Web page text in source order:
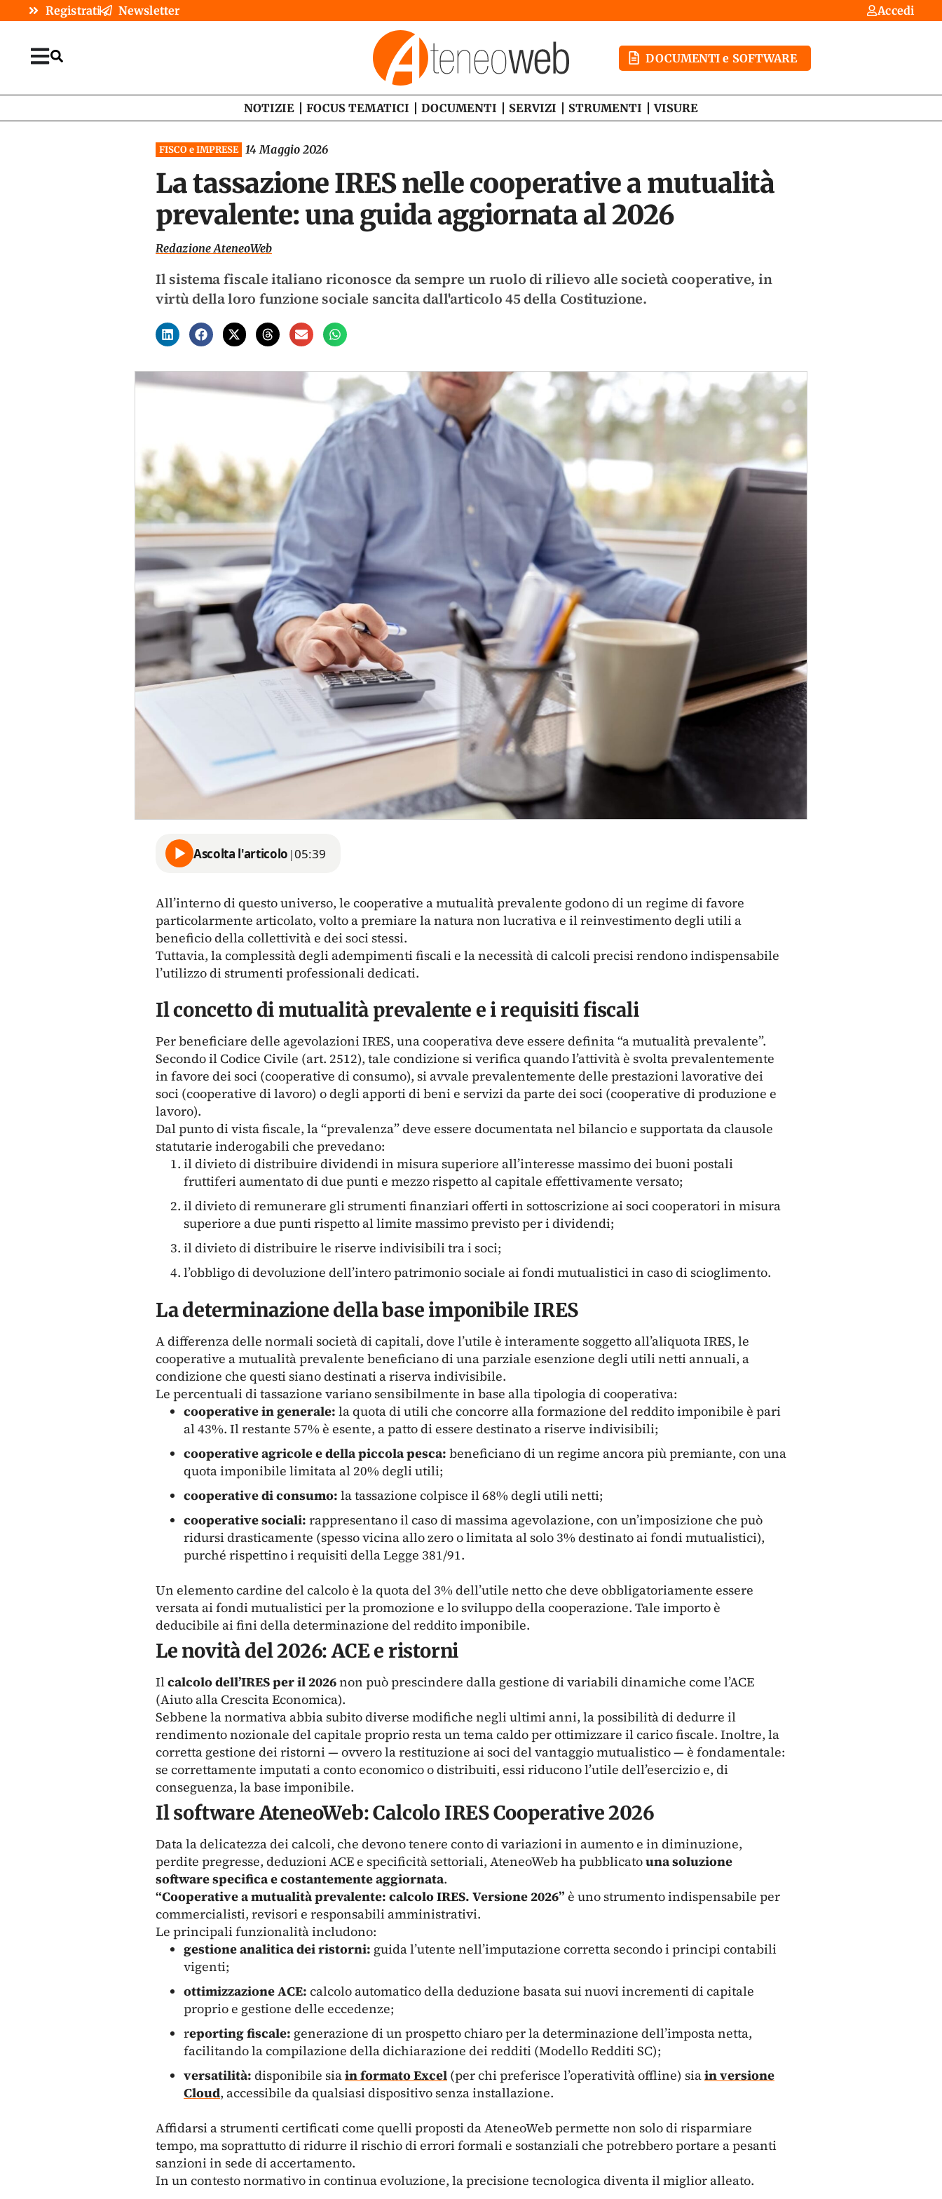
Registrati Newsletter Accedi
DOCUMENTI e SOFTWARE
NOTIZIE FOCUS TEMATICI DOCUMENTI SERVIZI STRUMENTI VISURE
FISCO e IMPRESE 14 Maggio 2026
La tassazione IRES nelle cooperative a mutualità
prevalente: una guida aggiornata al 2026
Redazione AteneoWeb
Il sistema fiscale italiano riconosce da sempre un ruolo di rilievo alle società cooperative, in
virtù della loro funzione sociale sancita dall'articolo 45 della Costituzione.
Ascolta l'articolo |05:39
All’interno di questo universo, le cooperative a mutualità prevalente godono di un regime di favore
particolarmente articolato, volto a premiare la natura non lucrativa e il reinvestimento degli utili a
beneficio della collettività e dei soci stessi.
Tuttavia, la complessità degli adempimenti fiscali e la necessità di calcoli precisi rendono indispensabile
l’utilizzo di strumenti professionali dedicati.
Il concetto di mutualità prevalente e i requisiti fiscali
Per beneficiare delle agevolazioni IRES, una cooperativa deve essere definita “a mutualità prevalente”.
Secondo il Codice Civile (art. 2512), tale condizione si verifica quando l’attività è svolta prevalentemente
in favore dei soci (cooperative di consumo), si avvale prevalentemente delle prestazioni lavorative dei
soci (cooperative di lavoro) o degli apporti di beni e servizi da parte dei soci (cooperative di produzione e
lavoro).
Dal punto di vista fiscale, la “prevalenza” deve essere documentata nel bilancio e supportata da clausole
statutarie inderogabili che prevedano:
il divieto di distribuire dividendi in misura superiore all’interesse massimo dei buoni postali
fruttiferi aumentato di due punti e mezzo rispetto al capitale effettivamente versato;
il divieto di remunerare gli strumenti finanziari offerti in sottoscrizione ai soci cooperatori in misura
superiore a due punti rispetto al limite massimo previsto per i dividendi;
il divieto di distribuire le riserve indivisibili tra i soci;
l’obbligo di devoluzione dell’intero patrimonio sociale ai fondi mutualistici in caso di scioglimento.
La determinazione della base imponibile IRES
A differenza delle normali società di capitali, dove l’utile è interamente soggetto all’aliquota IRES, le
cooperative a mutualità prevalente beneficiano di una parziale esenzione degli utili netti annuali, a
condizione che questi siano destinati a riserva indivisibile.
Le percentuali di tassazione variano sensibilmente in base alla tipologia di cooperativa:
cooperative in generale: la quota di utili che concorre alla formazione del reddito imponibile è pari
al 43%. Il restante 57% è esente, a patto di essere destinato a riserve indivisibili;
cooperative agricole e della piccola pesca: beneficiano di un regime ancora più premiante, con una
quota imponibile limitata al 20% degli utili;
cooperative di consumo: la tassazione colpisce il 68% degli utili netti;
cooperative sociali: rappresentano il caso di massima agevolazione, con un’imposizione che può
ridursi drasticamente (spesso vicina allo zero o limitata al solo 3% destinato ai fondi mutualistici),
purché rispettino i requisiti della Legge 381/91.
Un elemento cardine del calcolo è la quota del 3% dell’utile netto che deve obbligatoriamente essere
versata ai fondi mutualistici per la promozione e lo sviluppo della cooperazione. Tale importo è
deducibile ai fini della determinazione del reddito imponibile.
Le novità del 2026: ACE e ristorni
Ilcalcolo dell’IRES per il 2026non può prescindere dalla gestione di variabili dinamiche come l’ACE
(Aiuto alla Crescita Economica).
Sebbene la normativa abbia subito diverse modifiche negli ultimi anni, la possibilità di dedurre il
rendimento nozionale del capitale proprio resta un tema caldo per ottimizzare il carico fiscale. Inoltre, la
corretta gestione dei ristorni — ovvero la restituzione ai soci del vantaggio mutualistico — è fondamentale:
se correttamente imputati a conto economico o distribuiti, essi riducono l’utile dell’esercizio e, di
conseguenza, la base imponibile.
Il software AteneoWeb: Calcolo IRES Cooperative 2026
Data la delicatezza dei calcoli, che devono tenere conto di variazioni in aumento e in diminuzione,
perdite pregresse, deduzioni ACE e specificità settoriali, AteneoWeb ha pubblicatouna soluzione
software specifica e costantemente aggiornata.
“Cooperative a mutualità prevalente: calcolo IRES. Versione 2026” è uno strumento indispensabile per
commercialisti, revisori e responsabili amministrativi.
Le principali funzionalità includono:
gestione analitica dei ristorni: guida l’utente nell’imputazione corretta secondo i principi contabili
vigenti;
ottimizzazione ACE: calcolo automatico della deduzione basata sui nuovi incrementi di capitale
proprio e gestione delle eccedenze;
reporting fiscale: generazione di un prospetto chiaro per la determinazione dell’imposta netta,
facilitando la compilazione della dichiarazione dei redditi (Modello Redditi SC);
versatilità: disponibile siain formato Excel (per chi preferisce l’operatività offline) siain versione
Cloud, accessibile da qualsiasi dispositivo senza installazione.
Affidarsi a strumenti certificati come quelli proposti da AteneoWeb permette non solo di risparmiare
tempo, ma soprattutto di ridurre il rischio di errori formali e sostanziali che potrebbero portare a pesanti
sanzioni in sede di accertamento.
In un contesto normativo in continua evoluzione, la precisione tecnologica diventa il miglior alleato.